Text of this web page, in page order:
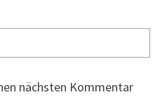
nächsten Kommentar